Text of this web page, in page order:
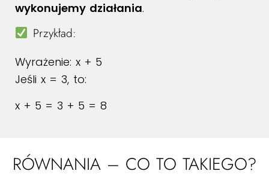
wykonujemy działania.
Przykład:
Wyrażenie: x + 5
Jeśli x = 3, to:
x + 5 = 3 + 5 = 8
RÓWNANIA – CO TO TAKIEGO?